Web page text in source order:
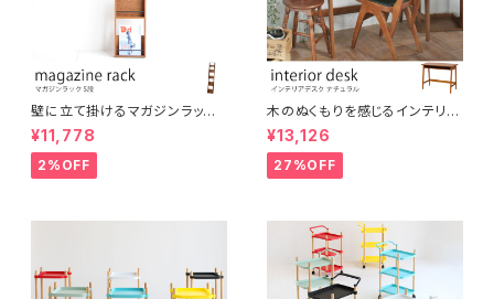
壁に立て掛けるマガジンラック
5段 木製 ディスプレイラック パ
ンフレットスタンド
¥11,778
2%OFF
木のぬくもりを感じるインテリア
デスク オーク材使用 ブラウン
ナチュラルスタイル ヴィンテージ
風 レトロ カントリー調 机 イン
テリア
¥13,126
27%OFF